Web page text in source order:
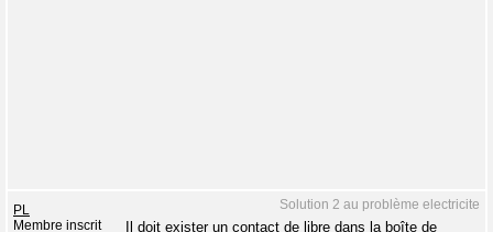
Solution 2 au problème electricite
PL
Membre inscrit
Il doit exister un contact de libre dans la boîte de